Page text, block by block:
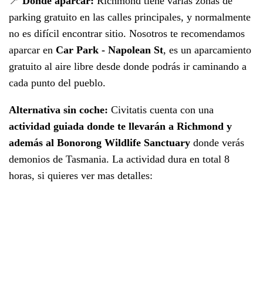
parking gratuito en las calles principales, y normalmente
no es difícil encontrar sitio. Nosotros te recomendamos
aparcar en Car Park - Napolean St, es un aparcamiento
gratuito al aire libre desde donde podrás ir caminando a
cada punto del pueblo.
Alternativa sin coche: Civitatis cuenta con una
actividad guiada donde te llevarán a Richmond y
además al Bonorong Wildlife Sanctuary donde verás
demonios de Tasmania. La actividad dura en total 8
horas, si quieres ver mas detalles: